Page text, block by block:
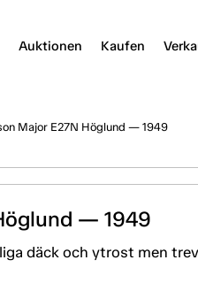
Auktionen Kaufen
Major E27N Höglund — 1949
— 1949
däck och ytrost men